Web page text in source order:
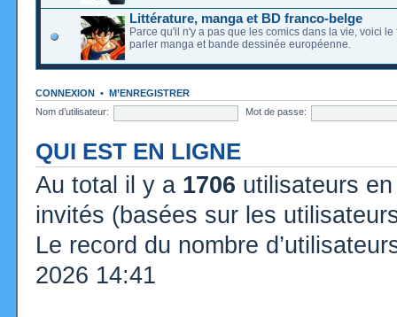
Littérature, manga et BD franco-belge
Parce qu'il n'y a pas que les comics dans la vie, voici le
parler manga et bande dessinée européenne.
CONNEXION • M’ENREGISTRER
Nom d’utilisateur:
Mot de passe:
QUI EST EN LIGNE
Au total il y a 1706 utilisateurs
invités (basées sur les
Le record du nombre
2026 14:41